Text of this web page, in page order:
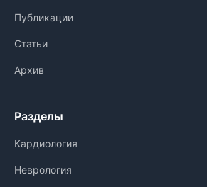
Публикации
Статьи
Архив
Разделы
Кардиология
Неврология